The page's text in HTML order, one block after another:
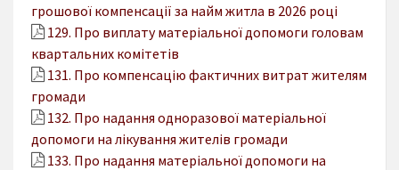
грошової компенсації за найм житла в 2026 році
129. Про виплату матеріальної допомоги головам
квартальних комітетів
131. Про компенсацію фактичних витрат жителям
громади
132. Про надання одноразової матеріальної
допомоги на лікування жителів громади
133. Про надання матеріальної допомоги на